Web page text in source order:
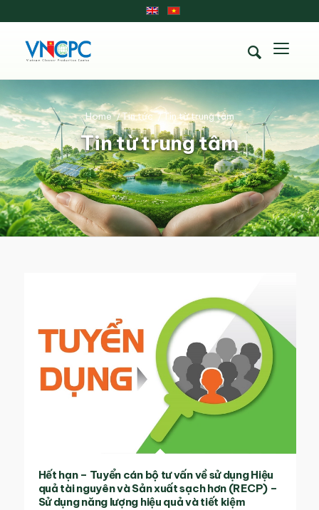
Tin từ trung tâm
Home /Tin tức /Tin từ trung tâm
Hết hạn – Tuyển cán bộ tư vấn về sử dụng Hiệu
quả tài nguyên và Sản xuất sạch hơn (RECP) –
Sử dụng năng lượng hiệu quả và tiết kiệm